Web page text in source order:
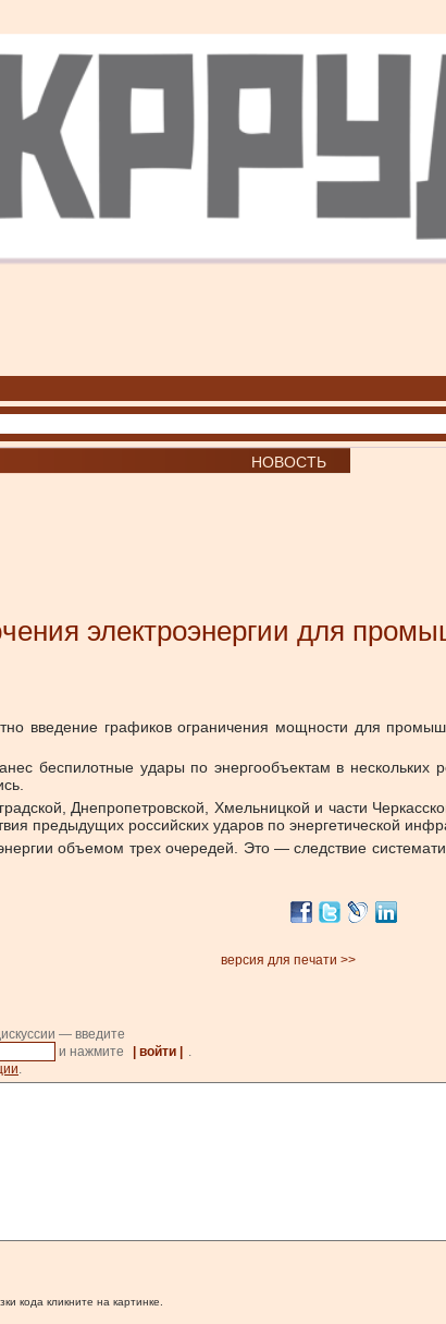
НОВОСТЬ
электроэнергии для
введение графиков ограничения мощности для
беспилотные удары по энергообъектам в нескольких
Днепропетровской, Хмельницкой и части
предыдущих российских ударов по энергетической
объемом трех очередей. Это — следствие
версия для печати >>
— введите
и нажмите | войти |
.
.
кода кликните на картинке.